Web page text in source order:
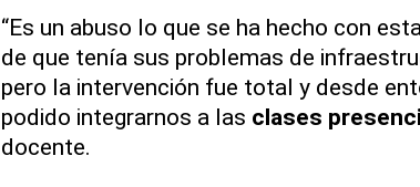
“Es un abuso lo que se ha hecho con
de que tenía sus problemas de
pero la intervención fue total y desde
podido integrarnos a las clases
docente.